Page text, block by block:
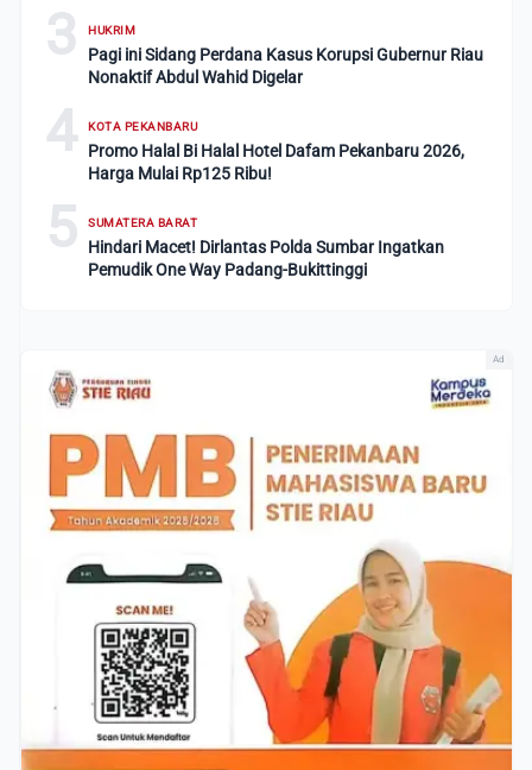
3 HUKRIM
Pagi ini Sidang Perdana Kasus Korupsi Gubernur Riau
Nonaktif Abdul Wahid Digelar
4 KOTA PEKANBARU
Promo Halal Bi Halal Hotel Dafam Pekanbaru 2026,
Harga Mulai Rp125 Ribu!
5 SUMATERA BARAT
Hindari Macet! Dirlantas Polda Sumbar Ingatkan
Pemudik One Way Padang-Bukittinggi
Ad